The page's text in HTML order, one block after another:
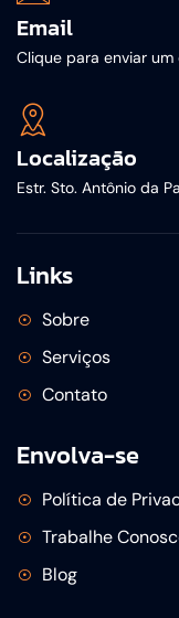
Email
Clique para enviar um
Localização
Estr. Sto. Antônio da
Links
Sobre
Serviços
Contato
Envolva-se
Política de
Trabalhe
Blog